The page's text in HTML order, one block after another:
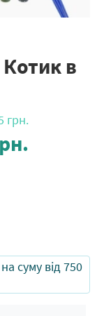
в
грн.
суму від 750